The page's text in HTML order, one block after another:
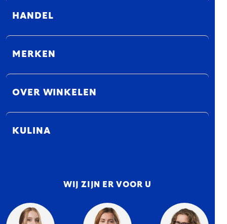
HANDEL
MERKEN
OVER WINKELEN
KULINA
WIJ ZIJN ER VOOR U